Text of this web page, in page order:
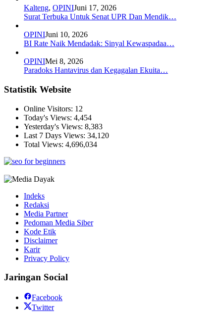
Kalteng, OPINIJuni 17, 2026
Surat Terbuka Untuk Senat UPR Dan Mendik…
OPINIJuni 10, 2026
BI Rate Naik Mendadak: Sinyal Kewaspadaa…
OPINIMei 8, 2026
Paradoks Hantavirus dan Kegagalan Ekuita…
Statistik Website
Online Visitors: 12
Today's Views: 4,454
Yesterday's Views: 8,383
Last 7 Days Views: 34,120
Total Views: 4,696,034
Indeks
Redaksi
Media Partner
Pedoman Media Siber
Kode Etik
Disclaimer
Karir
Privacy Policy
Jaringan Social
Facebook
Twitter